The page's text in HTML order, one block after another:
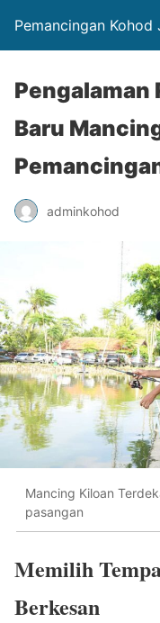
Pemancingan Kohod
Pengalaman
Baru
adminkohod
Mancing Kiloan
pasangan
Memilih
Berkesan